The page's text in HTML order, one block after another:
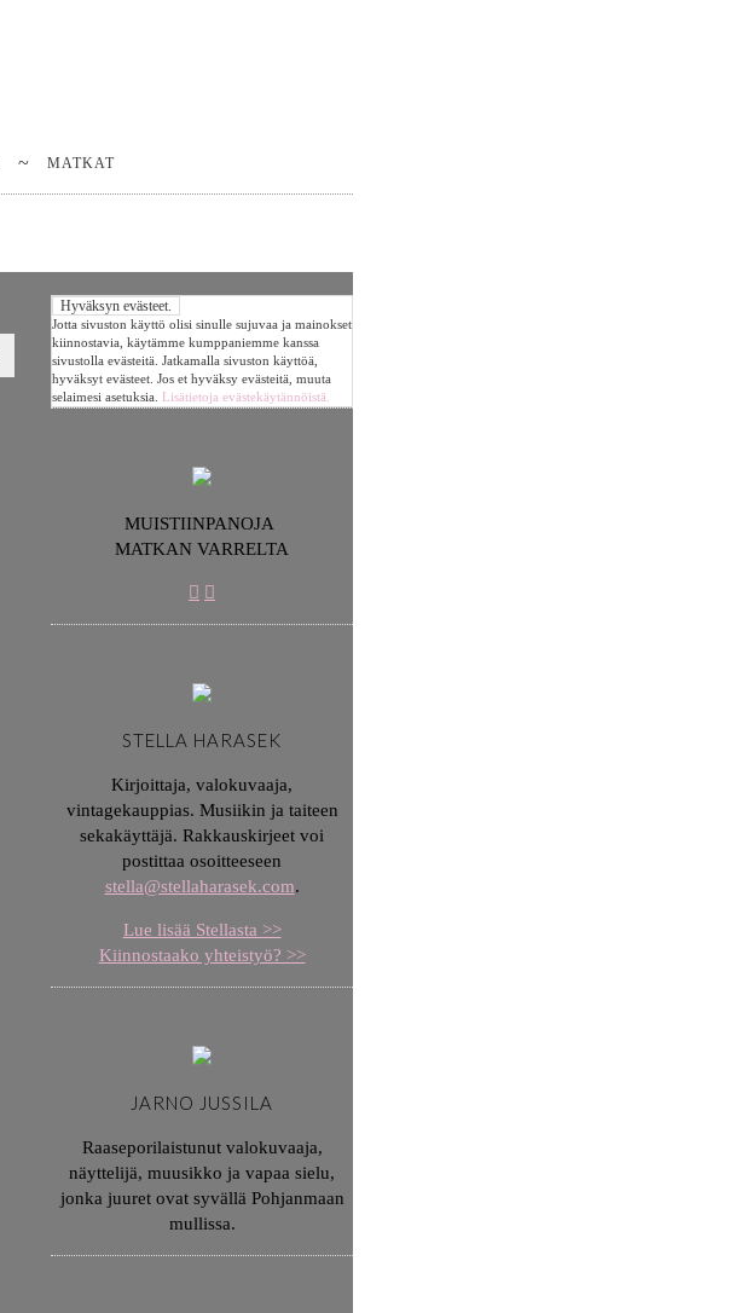
MATKAT
Jotta sivuston käyttö olisi sinulle sujuvaa ja mainokset
kiinnostavia, käytämme kumppaniemme kanssa
sivustolla evästeitä. Jatkamalla sivuston käyttöä,
hyväksyt evästeet. Jos et hyväksy evästeitä, muuta
selaimesi asetuksia. Lisätietoja evästekäytännöistä.
MUISTIINPANOJA
MATKAN VARRELTA
STELLA HARASEK
Kirjoittaja, valokuvaaja,
vintagekauppias. Musiikin ja taiteen
sekakäyttäjä. Rakkauskirjeet voi
postittaa osoitteeseen
stella@stellaharasek.com.
Lue lisää Stellasta >>
Kiinnostaako yhteistyö? >>
JARNO JUSSILA
Raaseporilaistunut valokuvaaja,
näyttelijä, muusikko ja vapaa sielu,
jonka juuret ovat syvällä Pohjanmaan
mullissa.